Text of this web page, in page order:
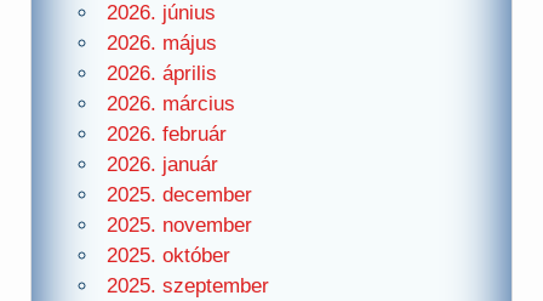
2026. június
2026. május
2026. április
2026. március
2026. február
2026. január
2025. december
2025. november
2025. október
2025. szeptember